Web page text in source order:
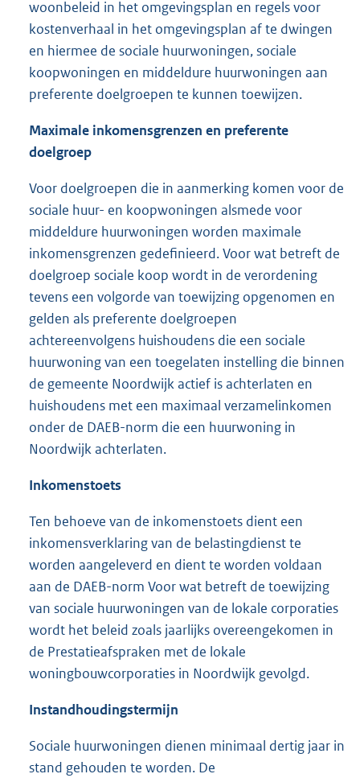
woonbeleid in het omgevingsplan en regels voor
kostenverhaal in het omgevingsplan af te dwingen
en hiermee de sociale huurwoningen, sociale
koopwoningen en middeldure huurwoningen aan
preferente doelgroepen te kunnen toewijzen.
Maximale inkomensgrenzen en preferente
doelgroep
Voor doelgroepen die in aanmerking komen voor de
sociale huur- en koopwoningen alsmede voor
middeldure huurwoningen worden maximale
inkomensgrenzen gedefinieerd. Voor wat betreft de
doelgroep sociale koop wordt in de verordening
tevens een volgorde van toewijzing opgenomen en
gelden als preferente doelgroepen
achtereenvolgens huishoudens die een sociale
huurwoning van een toegelaten instelling die binnen
de gemeente Noordwijk actief is achterlaten en
huishoudens met een maximaal verzamelinkomen
onder de DAEB-norm die een huurwoning in
Noordwijk achterlaten.
Inkomenstoets
Ten behoeve van de inkomenstoets dient een
inkomensverklaring van de belastingdienst te
worden aangeleverd en dient te worden voldaan
aan de DAEB-norm Voor wat betreft de toewijzing
van sociale huurwoningen van de lokale corporaties
wordt het beleid zoals jaarlijks overeengekomen in
de Prestatieafspraken met de lokale
woningbouwcorporaties in Noordwijk gevolgd.
Instandhoudingstermijn
Sociale huurwoningen dienen minimaal dertig jaar in
stand gehouden te worden. De